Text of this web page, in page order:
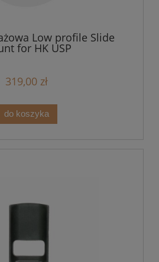
Low profile Slide
for HK USP
319,00 zł
do koszyka